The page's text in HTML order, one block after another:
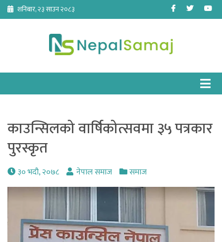
Skip
content
शनिबार, २३ साउन २०८३ Facebook
Twitter
काउन्सिलको वार्षिकोत्सवमा ३५ पत्रकार
पुरस्कृत
३० भदौ, २०७८ नेपाल समाज समाज